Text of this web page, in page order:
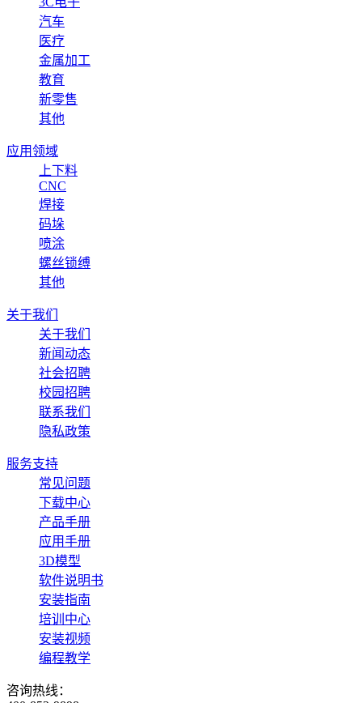
汽车
医疗
金属加工
教育
新零售
其他
应用领域
上下料
CNC
焊接
码垛
喷涂
螺丝锁缚
其他
关于我们
关于我们
新闻动态
社会招聘
校园招聘
联系我们
隐私政策
服务支持
常见问题
下载中心
产品手册
应用手册
3D模型
软件说明书
安装指南
培训中心
安装视频
编程教学
咨询热线：